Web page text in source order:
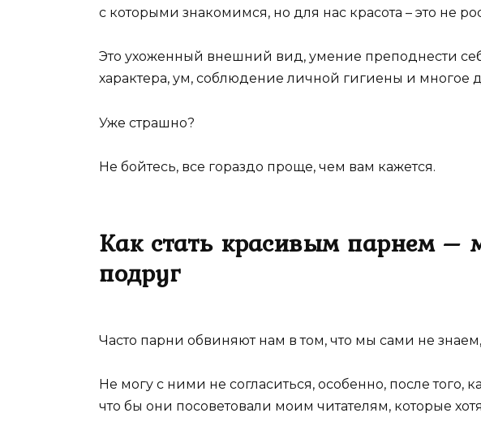
с которыми знакомимся, но для нас красота – это не
Это ухоженный внешний вид, умение преподнести
характера, ум, соблюдение личной гигиены и многое
Уже страшно?
Не бойтесь, все гораздо проще, чем вам кажется.
Как стать красивым парнем –
подруг
Часто парни обвиняют нам в том, что мы сами не
Не могу с ними не согласиться, особенно, после того,
что бы они посоветовали моим читателям, которые